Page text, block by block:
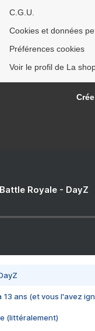
C.G.U.
Cookies et données
Préférences cookies
Voir le profil de La
Royale - DayZ
13 ans (et vous l'avez
(littéralement)